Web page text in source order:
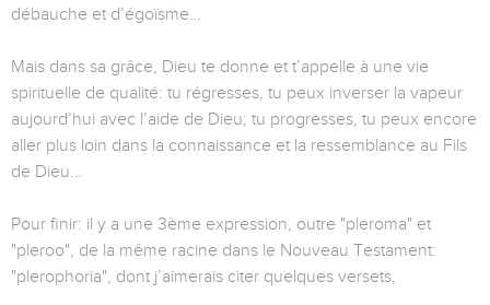
débauche et d’égoïsme…
Mais dans sa grâce, Dieu te donne et t’appelle à une vie
spirituelle de qualité: tu régresses, tu peux inverser la vapeur
aujourd’hui avec l’aide de Dieu; tu progresses, tu peux encore
aller plus loin dans la connaissance et la ressemblance au Fils
de Dieu…
Pour finir: il y a une 3ème expression, outre "pleroma" et
"pleroo", de la même racine dans le Nouveau Testament:
"plerophoria", dont j’aimerais citer quelques versets,